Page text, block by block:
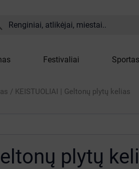
Renginiai, atlikėjai, miestai..
Festivaliai Sportas
/ KEISTUOLIAI | Geltonų plytų kelias
plytų